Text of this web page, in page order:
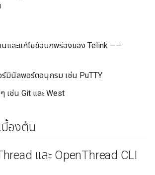
นและแก้ไขข้อบกพร่องของ Telink ——
ร์มินัลพอร์ตอนุกรม เช่น PuTTY
เช่น Git และ West
องต้น
และ OpenThread CLI